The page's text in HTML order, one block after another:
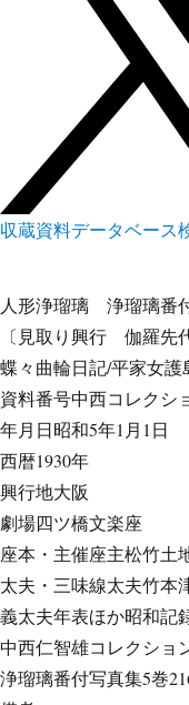
収蔵資料データベース
人形浄瑠璃 浄瑠璃番
〔見取り興行 伽羅先
蝶々曲輪日記/平家女護
資料番号中西コレクシ
年月日昭和5年1月1日
西暦1930年
興行地大阪
劇場四ツ橋文楽座
座本・主催座主松竹土
太夫・三味線太夫竹本
義太夫年表ほか昭和記
中西仁智雄コレクショ
浄瑠璃番付写真集5巻